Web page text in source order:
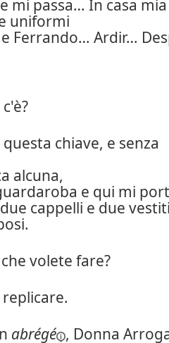
mi passa… In casa mia
uniformi
Ferrando… Ardir…
chiave, e senza
alcuna,
e qui mi
cappelli e due
che volete fare?
abrégé , Donna